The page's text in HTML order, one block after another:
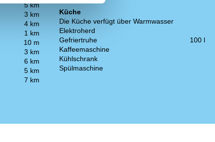
5 km
3 km
4 km
1 km
10 m
3 km
6 km
5 km
7 km
Küche
Die Küche verfügt über Warmwasser
Elektroherd
Gefriertruhe
100 l
Kaffeemaschine
Kühlschrank
Spülmaschine